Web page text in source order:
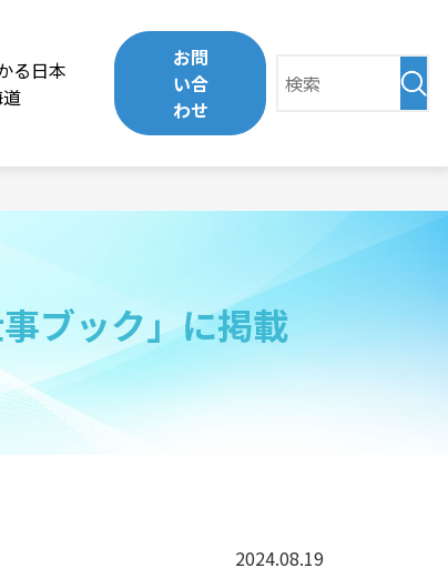
る日本
お問
い合
わせ
ブック」に掲載
2024.08.19